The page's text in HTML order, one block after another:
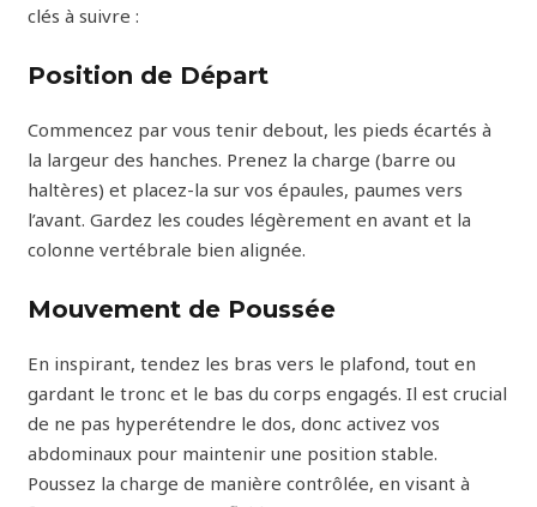
clés à suivre :
Position de Départ
Commencez par vous tenir debout, les pieds écartés à
la largeur des hanches. Prenez la charge (barre ou
haltères) et placez-la sur vos épaules, paumes vers
l’avant. Gardez les coudes légèrement en avant et la
colonne vertébrale bien alignée.
Mouvement de Poussée
En inspirant, tendez les bras vers le plafond, tout en
gardant le tronc et le bas du corps engagés. Il est crucial
de ne pas hyperétendre le dos, donc activez vos
abdominaux pour maintenir une position stable.
Poussez la charge de manière contrôlée, en visant à